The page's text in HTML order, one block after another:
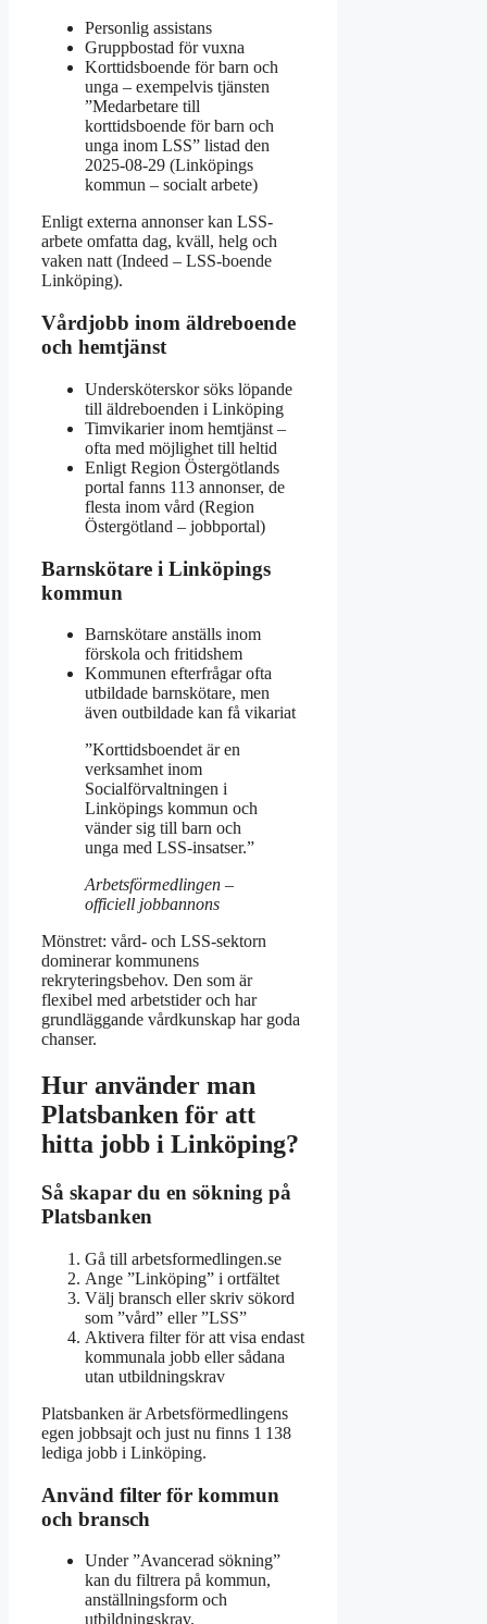
Personlig assistans
Gruppbostad för vuxna
Korttidsboende för barn och
unga – exempelvis tjänsten
”Medarbetare till
korttidsboende för barn och
unga inom LSS” listad den
2025-08-29 (Linköpings
kommun – socialt arbete)
Enligt externa annonser kan LSS-
arbete omfatta dag, kväll, helg och
vaken natt (Indeed – LSS-boende
Linköping).
Vårdjobb inom äldreboende
och hemtjänst
Undersköterskor söks löpande
till äldreboenden i Linköping
Timvikarier inom hemtjänst –
ofta med möjlighet till heltid
Enligt Region Östergötlands
portal fanns 113 annonser, de
flesta inom vård (Region
Östergötland – jobbportal)
Barnskötare i Linköpings
kommun
Barnskötare anställs inom
förskola och fritidshem
Kommunen efterfrågar ofta
utbildade barnskötare, men
även outbildade kan få vikariat
”Korttidsboendet är en
verksamhet inom
Socialförvaltningen i
Linköpings kommun och
vänder sig till barn och
unga med LSS-insatser.”
Arbetsförmedlingen –
officiell jobbannons
Mönstret: vård- och LSS-sektorn
dominerar kommunens
rekryteringsbehov. Den som är
flexibel med arbetstider och har
grundläggande vårdkunskap har goda
chanser.
Hur använder man
Platsbanken för att
hitta jobb i Linköping?
Så skapar du en sökning på
Platsbanken
Gå till arbetsformedlingen.se
Ange ”Linköping” i ortfältet
Välj bransch eller skriv sökord
som ”vård” eller ”LSS”
Aktivera filter för att visa endast
kommunala jobb eller sådana
utan utbildningskrav
Platsbanken är Arbetsförmedlingens
egen jobbsajt och just nu finns 1 138
lediga jobb i Linköping.
Använd filter för kommun
och bransch
Under ”Avancerad sökning”
kan du filtrera på kommun,
anställningsform och
utbildningskrav.